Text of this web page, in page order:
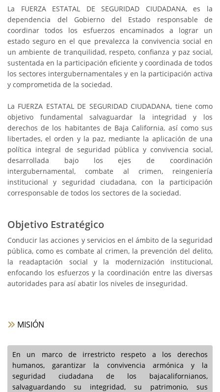
La FUERZA ESTATAL DE SEGURIDAD CIUDADANA, es la
dependencia del Gobierno del Estado responsable de
coordinar todos los esfuerzos encaminados a lograr un
estado seguro en el que prevalezca la convivencia social en
un ambiente de tranquilidad, respeto, confianza y paz social,
sustentada en la participación eficiente y coordinada de todos
los sectores intergubernamentales y en la participación activa
y comprometida de la sociedad.
La FUERZA ESTATAL DE SEGURIDAD CIUDADANA, tiene como
objetivo fundamental salvaguardar la integridad y los
derechos de los habitantes de Baja California, así como sus
libertades, el orden y la paz, mediante la aplicación de una
política integral de seguridad pública y convivencia social,
desarrollada bajo los ejes de coordinación
intergubernamental, combate al crimen, reingeniería
institucional y seguridad ciudadana, con la participación
corresponsable de todos los sectores de la sociedad.
Objetivo Estratégico
Conducir las acciones y servicios en el ámbito de la seguridad
pública, como es combate al crimen, la prevención del delito,
la readaptación social y la modernización institucional,
enfocando los esfuerzos y la coordinación entre las diversas
autoridades para así abatir los niveles de inseguridad.
MISIÓN
En un marco de irrestricto respeto a los derechos
humanos, garantizar la convivencia armónica y la
seguridad ciudadana de los bajacalifornianos,
salvaguardando su integridad, su patrimonio, sus